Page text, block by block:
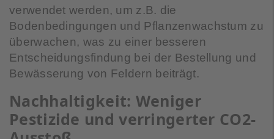
verwendet werden, um z.B. die
Bodenbedingungen und Pflanzenwachstum zu
überwachen, was zu einer besseren
Entscheidungsfindung bei der Bestellung und
Bewässerung von Feldern beiträgt.
Nachhaltigkeit: Weniger
Pestizide und verringerter CO2-